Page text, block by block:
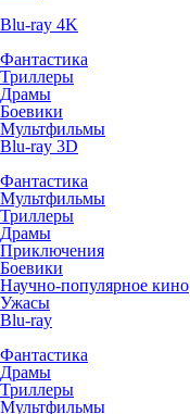
Blu-ray 4K
Фантастика
Триллеры
Драмы
Боевики
Мультфильмы
Blu-ray 3D
Фантастика
Мультфильмы
Триллеры
Драмы
Приключения
Боевики
Научно-популярное кино
Ужасы
Blu-ray
Фантастика
Драмы
Триллеры
Мультфильмы